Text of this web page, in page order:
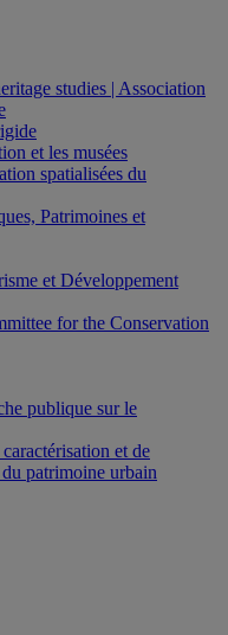
studies | Association
et les musées
spatialisées du
Patrimoines et
et Développement
for the Conservation
publique sur le
et de
patrimoine urbain